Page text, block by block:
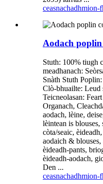
ceasnachadhmion-
Aodach
Stuth: 100% tiugh
meadhanach:
Snàth Stuth
Clò-bhuailte: Leud
Teicneolasan:
Organach,
aodach, lèine,
lèintean is blouses,
còta/seaic,
aodaich & blouses,
èideadh-pants,
èideadh-aodach,
Den ...
ceasnachadhmion-